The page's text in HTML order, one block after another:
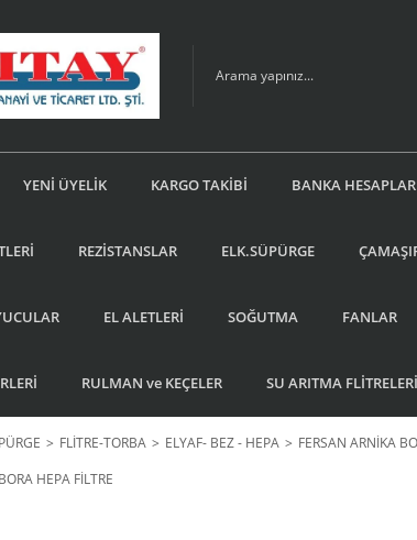
YENİ ÜYELİK KARGO TAKİBİ BANKA
REZİSTANSLAR ELK.SÜPÜRGE
EL ALETLERİ SOĞUTMA FANLAR
RULMAN ve KEÇELER SU ARITMA FLİTRELERİ
FLİTRE-TORBA ELYAF- BEZ - HEPA
FERSAN ARNİKA